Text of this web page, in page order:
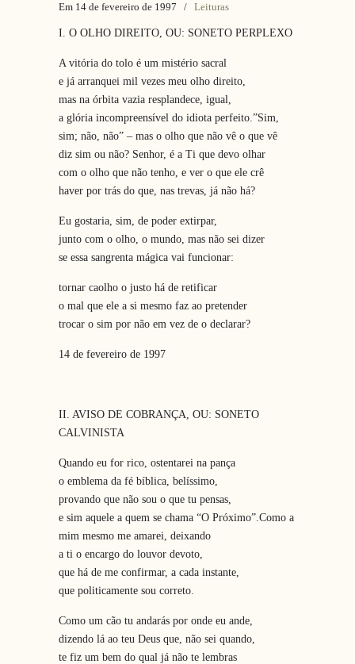
Em 14 de fevereiro de 1997 / Leituras
I. O OLHO DIREITO, OU: SONETO PERPLEXO
A vitória do tolo é um mistério sacral
e já arranquei mil vezes meu olho direito,
mas na órbita vazia resplandece, igual,
a glória incompreensível do idiota perfeito.”Sim,
sim; não, não” – mas o olho que não vê o que vê
diz sim ou não? Senhor, é a Ti que devo olhar
com o olho que não tenho, e ver o que ele crê
haver por trás do que, nas trevas, já não há?
Eu gostaria, sim, de poder extirpar,
junto com o olho, o mundo, mas não sei dizer
se essa sangrenta mágica vai funcionar:
tornar caolho o justo há de retificar
o mal que ele a si mesmo faz ao pretender
trocar o sim por não em vez de o declarar?
14 de fevereiro de 1997
II. AVISO DE COBRANÇA, OU: SONETO
CALVINISTA
Quando eu for rico, ostentarei na pança
o emblema da fé bíblica, belíssimo,
provando que não sou o que tu pensas,
e sim aquele a quem se chama “O Próximo”.Como a
mim mesmo me amarei, deixando
a ti o encargo do louvor devoto,
que há de me confirmar, a cada instante,
que politicamente sou correto.
Como um cão tu andarás por onde eu ande,
dizendo lá ao teu Deus que, não sei quando,
te fiz um bem do qual já não te lembras